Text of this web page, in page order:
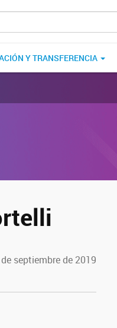
Y TRANSFERENCIA
septiembre de 2019